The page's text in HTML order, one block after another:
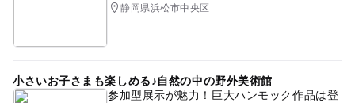
静岡県浜松市中央区
小さいお子さまも楽しめる♪自然の中の野外美術館
参加型展示が魅力！巨大ハンモック作品は登